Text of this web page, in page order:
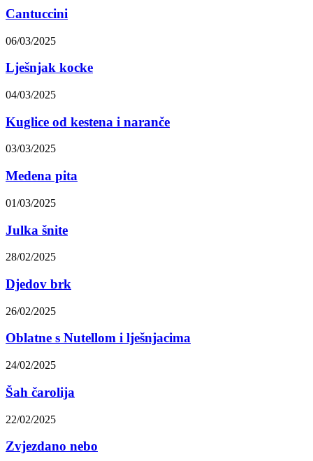
Cantuccini
06/03/2025
Lješnjak kocke
04/03/2025
Kuglice od kestena i naranče
03/03/2025
Medena pita
01/03/2025
Julka šnite
28/02/2025
Djedov brk
26/02/2025
Oblatne s Nutellom i lješnjacima
24/02/2025
Šah čarolija
22/02/2025
Zvjezdano nebo